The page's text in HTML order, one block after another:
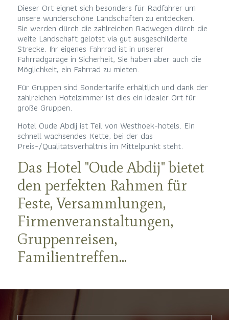
Dieser Ort eignet sich besonders für Radfahrer um
unsere wunderschöne Landschaften zu entdecken.
Sie werden dürch die zahlreichen Radwegen dürch die
weite Landschaft gelotst via gut ausgeschilderte
Strecke. Ihr eigenes Fahrrad ist in unserer
Fahrradgarage in Sicherheit, Sie haben aber auch die
Möglichkeit, ein Fahrrad zu mieten.
Für Gruppen sind Sondertarife erhältlich und dank der
zahlreichen Hotelzimmer ist dies ein idealer Ort für
große Gruppen.
Hotel Oude Abdij ist Teil von Westhoek-hotels. Ein
schnell wachsendes Kette, bei der das
Preis-/Qualitätsverhältnis im Mittelpunkt steht.
Das Hotel "Oude Abdij" bietet
den perfekten Rahmen für
Feste, Versammlungen,
Firmenveranstaltungen,
Gruppenreisen,
Familientreffen...